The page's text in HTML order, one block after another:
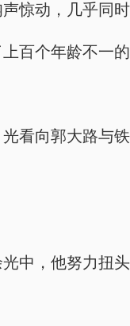
惊动，几乎同时
百个年龄不一的
看向郭大路与铁
中，他努力扭